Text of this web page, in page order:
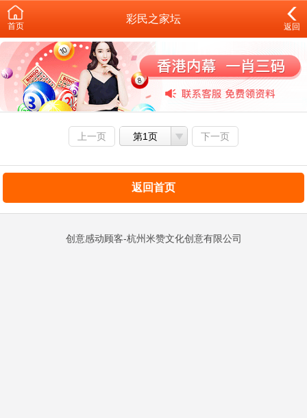
首页
彩民之家坛
返回
上一页 第1页 下一页
返回首页
创意感动顾客-杭州米赞文化创意有限公司